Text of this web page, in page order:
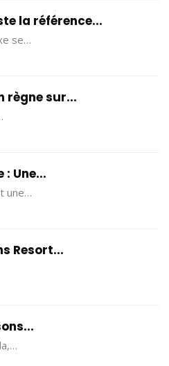
la référence...
se…
règne sur...
: Une...
une…
Resort...